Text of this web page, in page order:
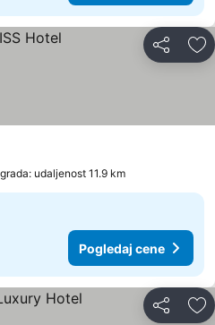
Deli
udaljenost 11.9 km
Pogledaj cene
Deli